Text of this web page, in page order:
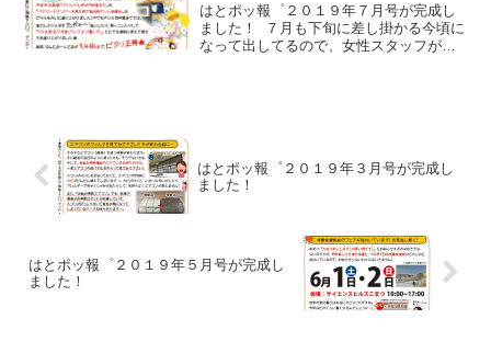
はとポッ報゜２０１９年７月号が完成し
ました！ ７月も下旬に差し掛かる今頃に
なって出してるので、女性スタッフが梅
はとポッ報゜２０１９年３月号が完成し
ました！
はとポッ報゜２０１９年５月号が完成し
ました！